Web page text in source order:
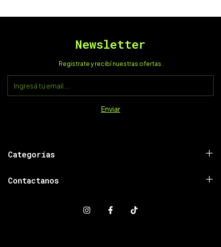
Newsletter
Registrate y recibí nuestras ofertas.
Categorías
Contactanos